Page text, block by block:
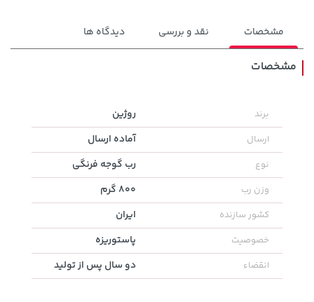
145,000 تومان 27,780,000 تومان
مشخصات نقد و بررسی دیدگاه ها
مشخصات
برند روژین
ارسال آماده ارسال
نوع رب گوجه فرنگی
وزن رب 800 گرم
کشور سازنده ایران
خصوصیت پاستوریزه
انقضاء دو سال پس از تولید